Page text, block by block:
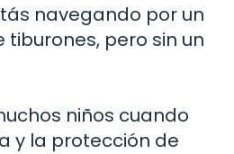
navegando por un
tiburones, pero sin un
niños cuando
y la protección de